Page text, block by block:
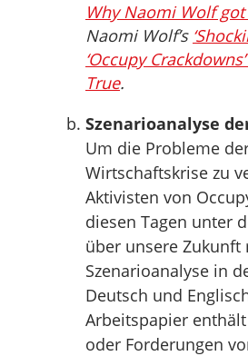
Why Naomi Wolf
Naomi Wolf’s
‘Occupy
True.
Szenarioanalyse
Um die Probleme
Wirtschaftskrise zu
Aktivisten von
diesen Tagen unter
über unsere Zukunft
Szenarioanalyse in
Deutsch und
Arbeitspapier
oder Forderungen